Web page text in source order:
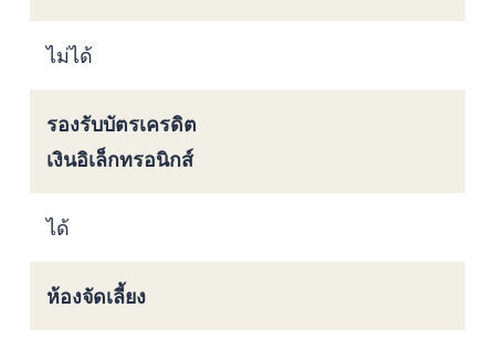
ไม่ได้
รองรับบัตรเครดิต
เงินอิเล็กทรอนิกส์
ได้
ห้องจัดเลี้ยง